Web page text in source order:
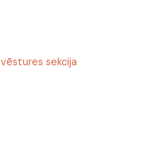
sekcija